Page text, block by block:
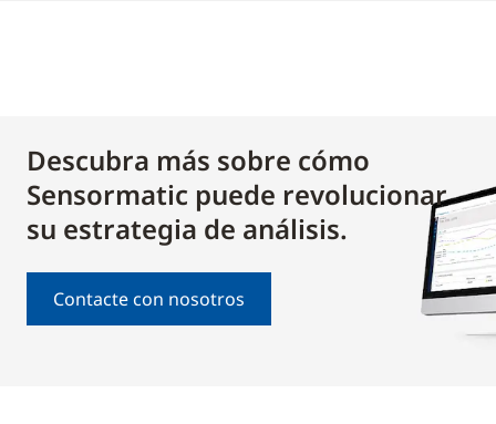
Descubra más sobre cómo
Sensormatic puede revolucionar
su estrategia de análisis.
Contacte con nosotros